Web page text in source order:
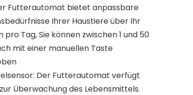
Futterautomat bietet anpassbare
Ihrer Haustiere über Ihr
pro Tag, Sie können zwischen 1 und 50
mit einer manuellen Taste
Der Futterautomat verfügt
Überwachung des Lebensmittels.